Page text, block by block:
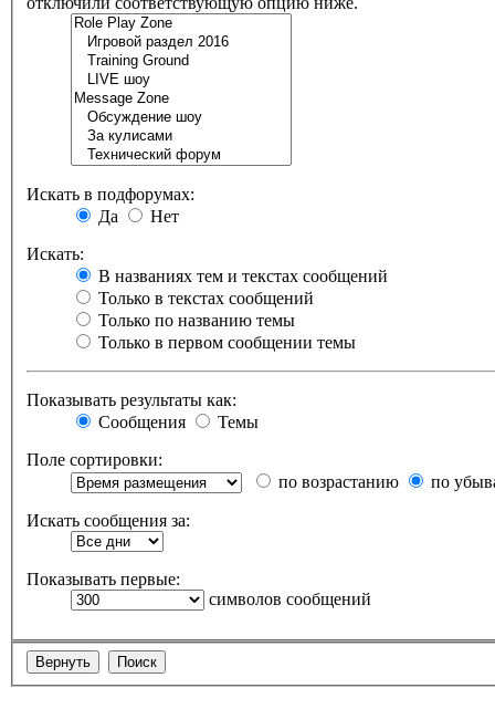
Искать в подфорумах:
Да
Нет
Искать:
В названиях тем и текстах сообщений
Только в текстах сообщений
Только по названию темы
Только в первом сообщении темы
Показывать результаты как:
Сообщения
Темы
Поле сортировки:
по возрастанию
по
Искать сообщения за:
Показывать первые:
символов сообщений